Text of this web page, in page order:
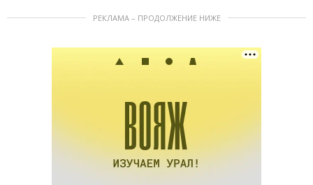
РЕКЛАМА – ПРОДОЛЖЕНИЕ НИЖЕ